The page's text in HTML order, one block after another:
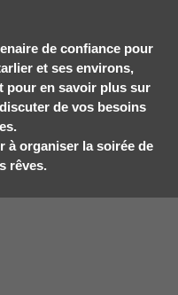
de confiance pour
et ses environs,
pour en savoir plus sur
de vos besoins
à organiser la soirée de
rêves.